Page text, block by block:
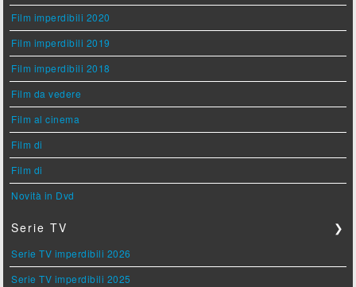
Film imperdibili 2020
Film imperdibili 2019
Film imperdibili 2018
Film da vedere
Film al cinema
Film di
Film di
Novità in Dvd
Serie TV ❯
Serie TV imperdibili 2026
Serie TV imperdibili 2025